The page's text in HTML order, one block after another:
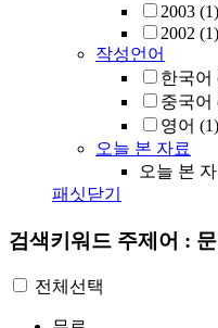
2003 (1)
2002 (1)
작성언어
한국어
중국어
영어 (1)
오늘 본 자료
오늘 본
패싯닫기
검색키워드 주제어 :
전체선택